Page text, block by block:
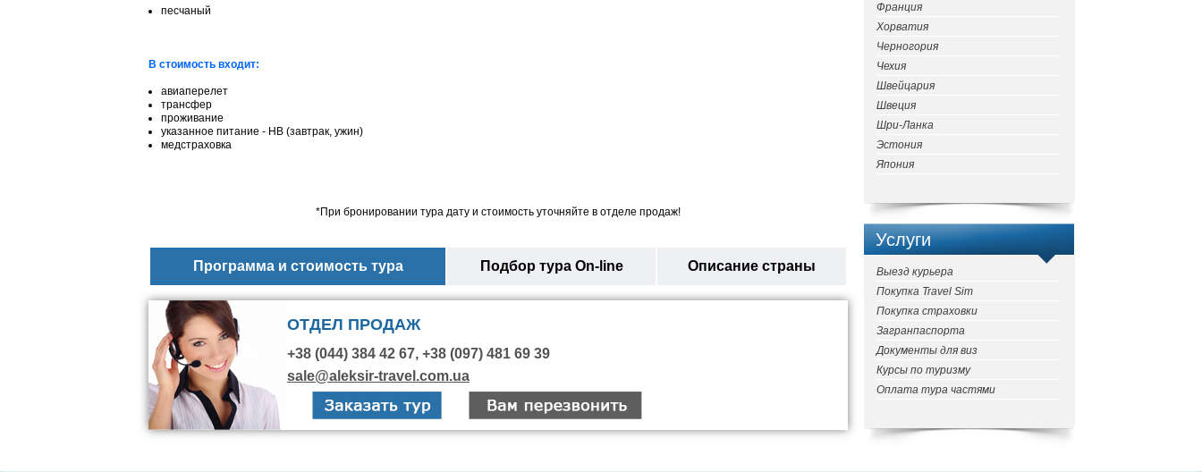
песчаный
В стоимость входит:
авиаперелет
трансфер
проживание
указанное питание - НВ (завтрак, ужин)
медстраховка
*При бронировании тура дату и стоимость уточняйте в отделе продаж!
Программа и стоимость тура Подбор тура On-line Описание страны
ОТДЕЛ ПРОДАЖ
+38 (044) 384 42 67, +38 (097) 481 69 39
sale@aleksir-travel.com.ua
Франция
Хорватия
Черногория
Чехия
Швейцария
Швеция
Шри-Ланка
Эстония
Япония
Услуги
Выезд курьера
Покупка Travel Sim
Покупка страховки
Загранпаспорта
Документы для виз
Курсы по туризму
Оплата тура частями